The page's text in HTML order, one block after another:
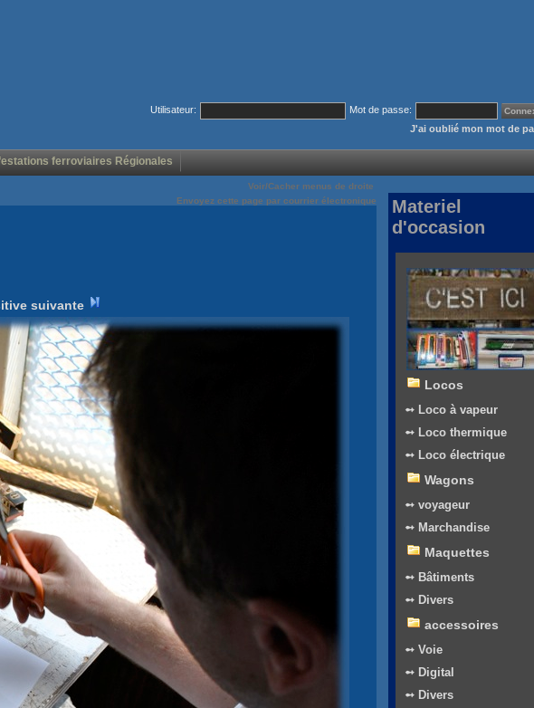
Utilisateur:
Mot de passe:
J'ai oublié mon mot de
ferroviaires Régionales
Voir/Cacher menus de droite
Envoyez cette page par courrier électronique
Materiel
d'occasion
Locos
➻ Loco à vapeur
➻ Loco thermique
➻ Loco électrique
Wagons
➻ voyageur
➻ Marchandise
Maquettes
➻ Bâtiments
➻ Divers
accessoires
➻ Voie
➻ Digital
➻ Divers